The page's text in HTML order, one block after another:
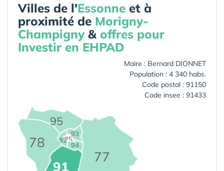
Villes de l'Essonne et à
proximité de Morigny-
Champigny& offres pour
Investir en EHPAD
Maire : Bernard DIONNET
Population : 4 340 habs.
Code postal : 91150
Code insee : 91433
75
77
78
91
92
93
94
95